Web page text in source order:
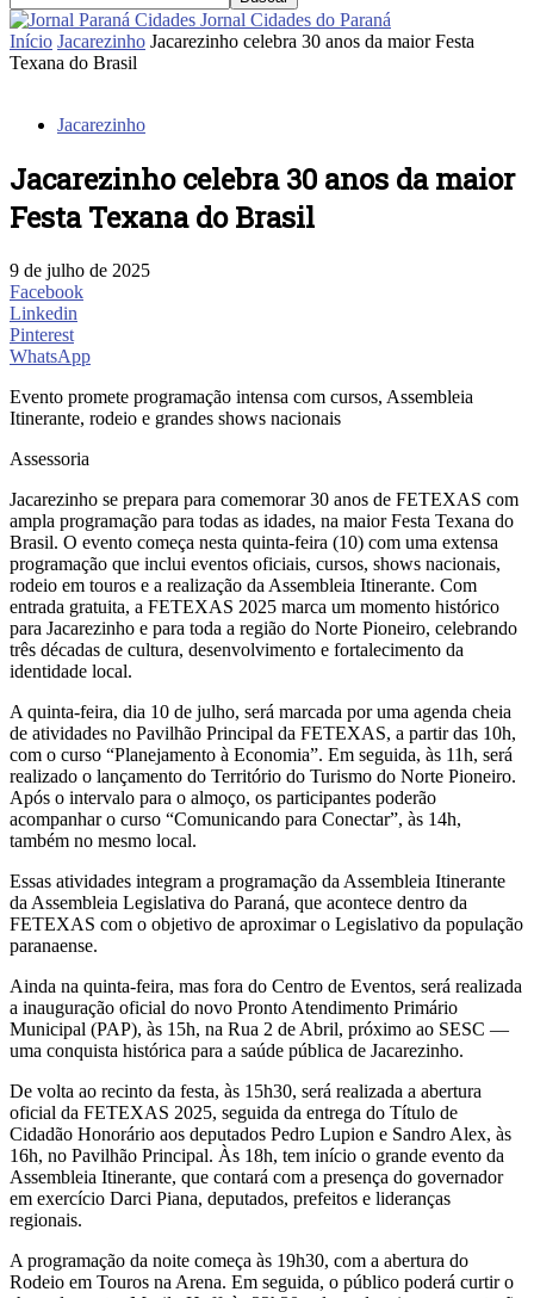
Jornal Cidades do Paraná
Início Jacarezinho Jacarezinho celebra 30 anos da maior Festa
Texana do Brasil
Jacarezinho
Jacarezinho celebra 30 anos da maior
Festa Texana do Brasil
9 de julho de 2025
Facebook
Linkedin
Pinterest
WhatsApp
Evento promete programação intensa com cursos, Assembleia
Itinerante, rodeio e grandes shows nacionais
Assessoria
Jacarezinho se prepara para comemorar 30 anos de FETEXAS com
ampla programação para todas as idades, na maior Festa Texana do
Brasil. O evento começa nesta quinta-feira (10) com uma extensa
programação que inclui eventos oficiais, cursos, shows nacionais,
rodeio em touros e a realização da Assembleia Itinerante. Com
entrada gratuita, a FETEXAS 2025 marca um momento histórico
para Jacarezinho e para toda a região do Norte Pioneiro, celebrando
três décadas de cultura, desenvolvimento e fortalecimento da
identidade local.
A quinta-feira, dia 10 de julho, será marcada por uma agenda cheia
de atividades no Pavilhão Principal da FETEXAS, a partir das 10h,
com o curso “Planejamento à Economia”. Em seguida, às 11h, será
realizado o lançamento do Território do Turismo do Norte Pioneiro.
Após o intervalo para o almoço, os participantes poderão
acompanhar o curso “Comunicando para Conectar”, às 14h,
também no mesmo local.
Essas atividades integram a programação da Assembleia Itinerante
da Assembleia Legislativa do Paraná, que acontece dentro da
FETEXAS com o objetivo de aproximar o Legislativo da população
paranaense.
Ainda na quinta-feira, mas fora do Centro de Eventos, será realizada
a inauguração oficial do novo Pronto Atendimento Primário
Municipal (PAP), às 15h, na Rua 2 de Abril, próximo ao SESC —
uma conquista histórica para a saúde pública de Jacarezinho.
De volta ao recinto da festa, às 15h30, será realizada a abertura
oficial da FETEXAS 2025, seguida da entrega do Título de
Cidadão Honorário aos deputados Pedro Lupion e Sandro Alex, às
16h, no Pavilhão Principal. Às 18h, tem início o grande evento da
Assembleia Itinerante, que contará com a presença do governador
em exercício Darci Piana, deputados, prefeitos e lideranças
regionais.
A programação da noite começa às 19h30, com a abertura do
Rodeio em Touros na Arena. Em seguida, o público poderá curtir o